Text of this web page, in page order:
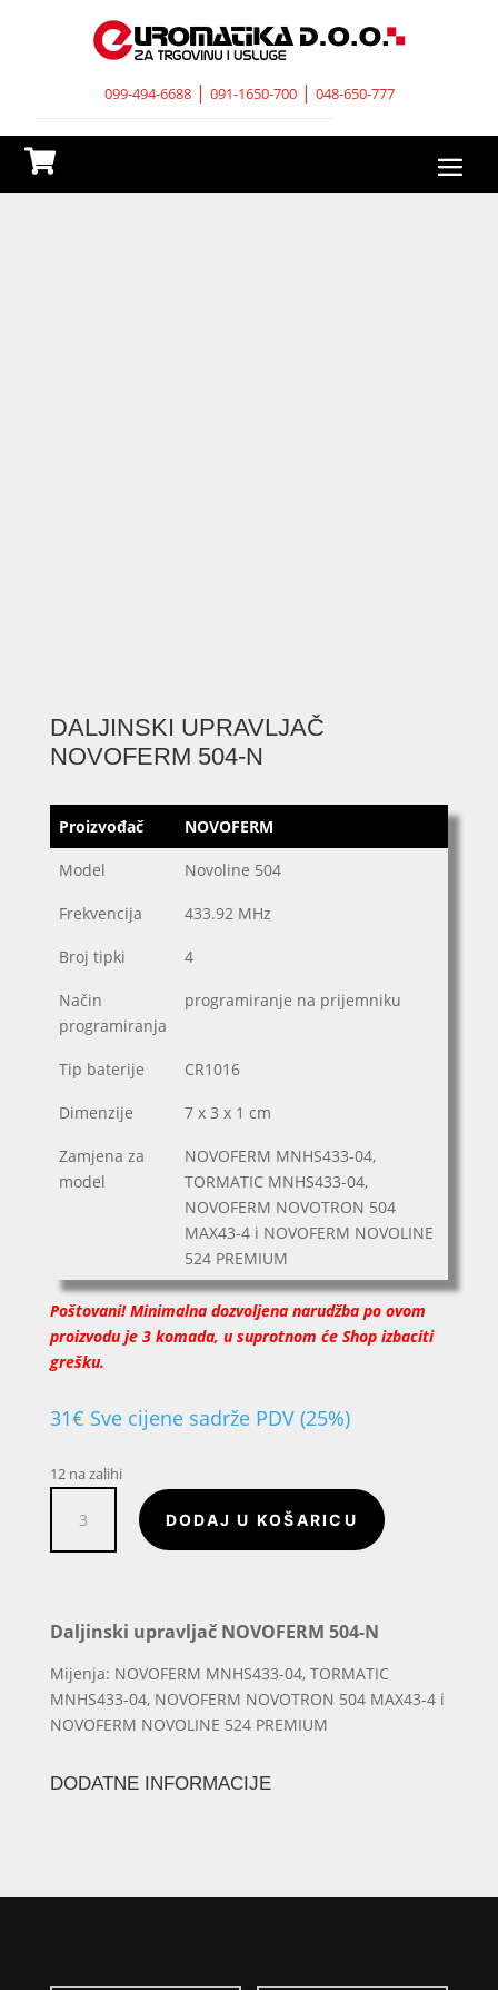
099-494-6688| 091-1650-700| 048-650-777

DALJINSKI UPRAVLJAČ
NOVOFERM 504-N
Proizvođač NOVOFERM
Model Novoline 504
Frekvencija 433.92 MHz
Broj tipki 4
Način
programiranja
programiranje na prijemniku
Tip baterije CR1016
Dimenzije 7 x 3 x 1 cm
Zamjena za
model
NOVOFERM MNHS433-04,
TORMATIC MNHS433-04,
NOVOFERM NOVOTRON 504
MAX43-4 i NOVOFERM NOVOLINE
524 PREMIUM
Poštovani! Minimalna dozvoljena narudžba po ovom
proizvodu je 3 komada, u suprotnom će Shop izbaciti
grešku.
31€ Sve cijene sadrže PDV (25%)
12 na zalihi
upravljač
NOVOFERM
količina
DODAJ U KOŠARICU
Daljinski upravljač NOVOFERM 504-N
Mijenja: NOVOFERM MNHS433-04, TORMATIC
MNHS433-04, NOVOFERM NOVOTRON 504 MAX43-4 i
NOVOFERM NOVOLINE 524 PREMIUM
DODATNE INFORMACIJE